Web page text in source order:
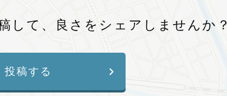
して、良さをシェアしませんか？
投稿する